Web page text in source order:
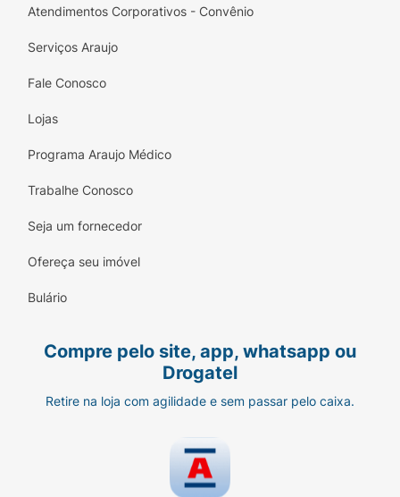
Atendimentos Corporativos - Convênio
Serviços Araujo
Fale Conosco
Lojas
Programa Araujo Médico
Trabalhe Conosco
Seja um fornecedor
Ofereça seu imóvel
Bulário
Compre pelo site, app, whatsapp ou
Drogatel
Retire na loja com agilidade e sem passar pelo caixa.